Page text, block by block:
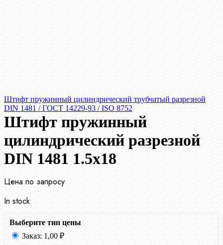
Штифт пружинный цилиндрический трубчатый разрезной
DIN 1481 / ГОСТ 14229-93 / ISO 8752
Штифт пружинный
цилиндрический разрезной
DIN 1481 1.5х18
Цена по запросу
In stock
Выберите тип цены
Заказ: 1,00 ₽